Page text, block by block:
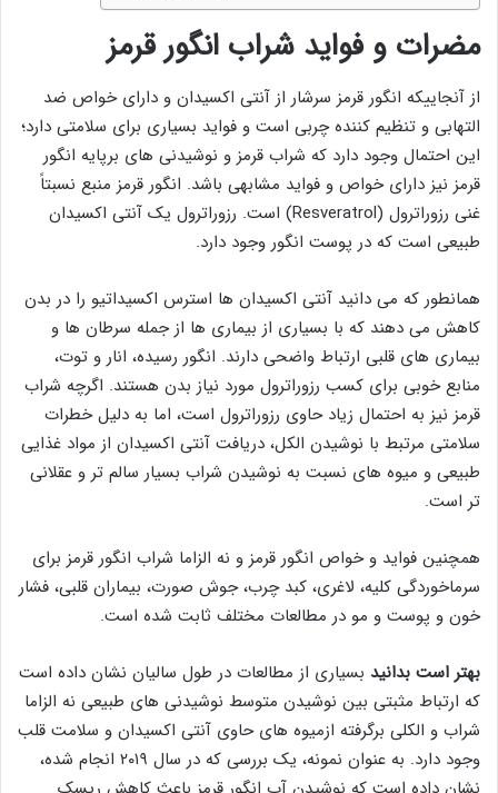
مضرات و فواید شراب انگور قرمز
از آنجاییکه انگور قرمز سرشار از آنتی اکسیدان و دارای خواص ضد
التهابی و تنظیم کننده چربی است و فواید بسیاری برای سلامتی دارد؛
این احتمال وجود دارد که شراب قرمز و نوشیدنی های برپایه انگور
قرمز نیز دارای خواص و فواید مشابهی باشد. انگور قرمز منبع نسبتاً
غنی رزوراترول (Resveratrol) است. رزوراترول یک آنتی اکسیدان
طبیعی است که در پوست انگور وجود دارد.
همانطور که می دانید آنتی اکسیدان ها استرس اکسیداتیو را در بدن
کاهش می دهند که با بسیاری از بیماری ها از جمله سرطان ها و
بیماری های قلبی ارتباط واضحی دارند. انگور رسیده، انار و توت،
منابع خوبی برای کسب رزوراترول مورد نیاز بدن هستند. اگرچه شراب
قرمز نیز به احتمال زیاد حاوی رزوراترول است، اما به دلیل خطرات
سلامتی مرتبط با نوشیدن الکل، دریافت آنتی اکسیدان از مواد غذایی
طبیعی و میوه های نسبت به نوشیدن شراب بسیار سالم تر و عقلانی
تر است.
همچنین فواید و خواص انگور قرمز و نه الزاما شراب انگور قرمز برای
سرماخوردگی کلیه، لاغری، کبد چرب، جوش صورت، بیماران قلبی، فشار
خون و پوست و مو در مطالعات مختلف ثابت شده است.
بهتر است بدانید بسیاری از مطالعات در طول سالیان نشان داده است
که ارتباط مثبتی بین نوشیدن متوسط نوشیدنی های طبیعی نه الزاما
شراب و الکلی برگرفته ازمیوه های حاوی آنتی اکسیدان و سلامت قلب
وجود دارد. به عنوان نمونه، یک بررسی که در سال ۲۰۱۹ انجام شده،